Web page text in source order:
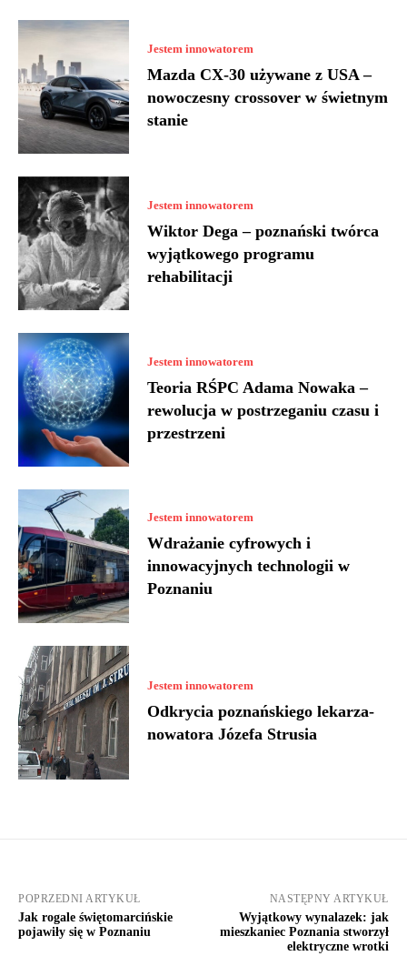
Jestem innowatorem
Mazda CX-30 używane z USA –
nowoczesny crossover w świetnym
stanie
Jestem innowatorem
Wiktor Dega – poznański twórca
wyjątkowego programu
rehabilitacji
Jestem innowatorem
Teoria RŚPC Adama Nowaka –
rewolucja w postrzeganiu czasu i
przestrzeni
Jestem innowatorem
Wdrażanie cyfrowych i
innowacyjnych technologii w
Poznaniu
Jestem innowatorem
Odkrycia poznańskiego lekarza-
nowatora Józefa Strusia
POPRZEDNI ARTYKUŁ
Jak rogale świętomarcińskie
pojawiły się w Poznaniu
NASTĘPNY ARTYKUŁ
Wyjątkowy wynalazek: jak
mieszkaniec Poznania stworzył
elektryczne wrotki